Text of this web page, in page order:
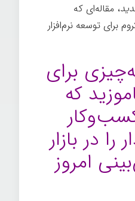
، مقاله‌ای که
برای توسعه نرم‌افزار
برای
که
در بازار
امروز